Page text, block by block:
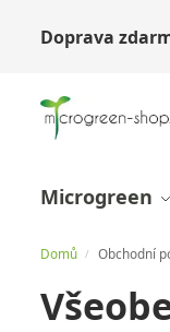
Doprava
Microgreen
Domů / Obchodní